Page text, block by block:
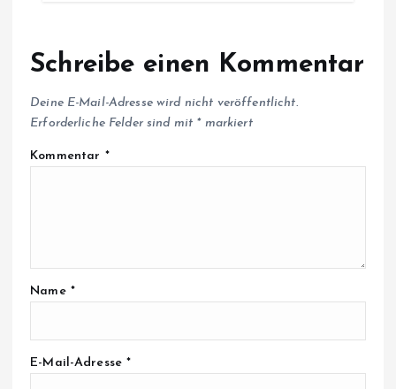
Schreibe einen Kommentar
Deine E-Mail-Adresse wird nicht veröffentlicht.
Erforderliche Felder sind mit *markiert
Kommentar *
Name *
E-Mail-Adresse*